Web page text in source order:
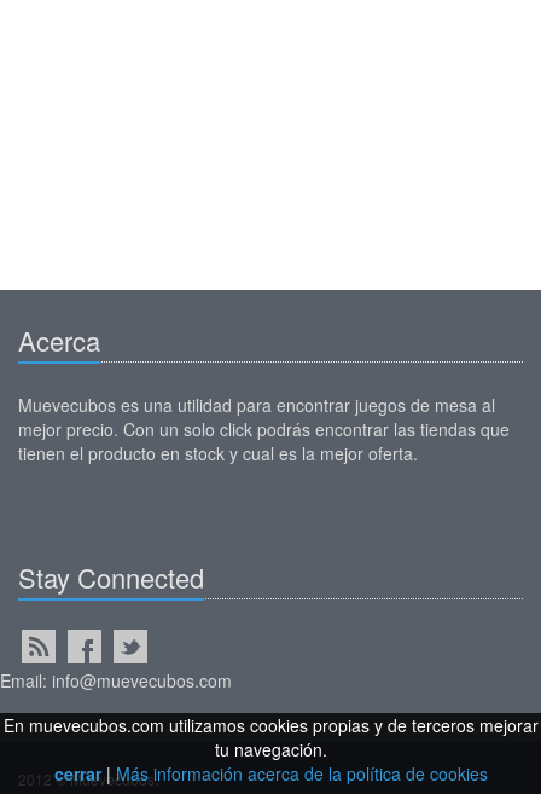
Acerca
Muevecubos es una utilidad para encontrar juegos de mesa al
mejor precio. Con un solo click podrás encontrar las tiendas que
tienen el producto en stock y cual es la mejor oferta.
Stay Connected
Email: info@muevecubos.com
2012 © Muevecubos.
En muevecubos.com utilizamos cookies propias y de terceros mejorar
tu navegación.
cerrar|Más información acerca de la política de cookies